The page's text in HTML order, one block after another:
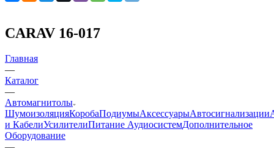
CARAV 16-017
Главная
—
Каталог
—
Автомагнитолы
ШумоизоляцияКоробаПодиумыАксессуарыАвтосигнализации
и КабелиУсилителиПитание АудиосистемДополнительное
Оборудование